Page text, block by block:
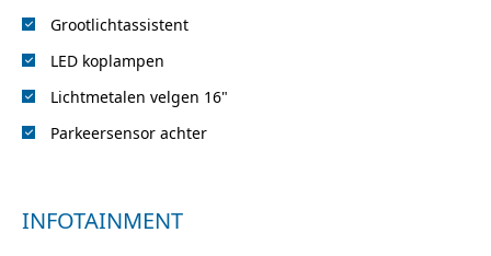
Grootlichtassistent
LED koplampen
Lichtmetalen velgen 16"
Parkeersensor achter
INFOTAINMENT